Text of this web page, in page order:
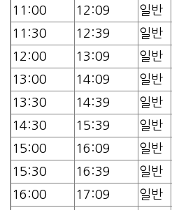
11:00
12:09 일반
11:30
12:39 일반
12:00
13:09 일반
13:00
14:09 일반
13:30
14:39 일반
14:30
15:39 일반
15:00
16:09 일반
15:30
16:39 일반
16:00
17:09 일반